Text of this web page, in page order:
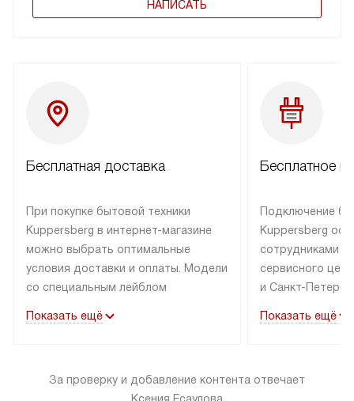
НАПИСАТЬ
Бесплатная доставка
При покупке бытовой техники
Kuppersberg в интернет-магазине
можно выбрать оптимальные
условия доставки и оплаты. Модели
со специальным лейблом
в пределах МКАД до подъезда,
«в наличии» может быть отправлен
Показать ещё
Бесплатное
Подключение
Kuppersberg
сотрудниками
сервисного
и Санкт-
подключается к
за пределы
Показать ещё
За проверку и добавление контента отвечает